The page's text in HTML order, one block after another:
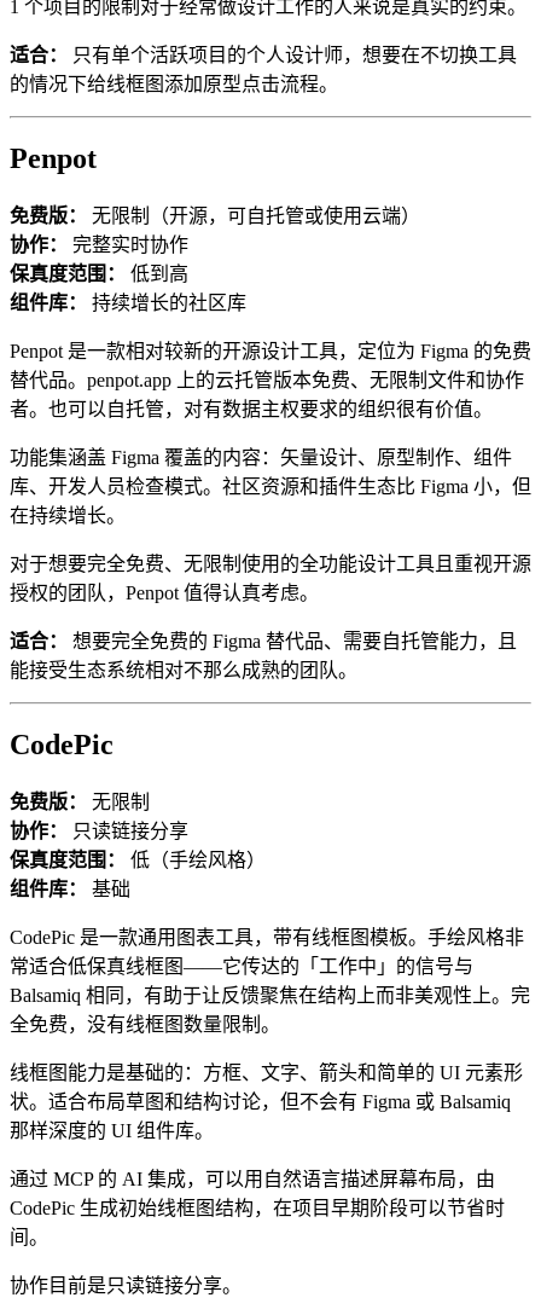
1 个项目的限制对于经常做设计工作的人来说是真实的约束。
适合：
只有单个活跃项目的个人设计师，想要在不切换工具
的情况下给线框图添加原型点击流程。
Penpot
免费版：
无限制（开源，可自托管或使用云端）
协作：
完整实时协作
保真度范围：
低到高
组件库：
持续增长的社区库
Penpot 是一款相对较新的开源设计工具，定位为 Figma 的免费
替代品。penpot.app 上的云托管版本免费、无限制文件和协作
者。也可以自托管，对有数据主权要求的组织很有价值。
功能集涵盖 Figma 覆盖的内容：矢量设计、原型制作、组件
库、开发人员检查模式。社区资源和插件生态比 Figma 小，但
在持续增长。
对于想要完全免费、无限制使用的全功能设计工具且重视开源
授权的团队，Penpot 值得认真考虑。
适合：
想要完全免费的 Figma 替代品、需要自托管能力，且
能接受生态系统相对不那么成熟的团队。
CodePic
免费版：
无限制
协作：
只读链接分享
保真度范围：
低（手绘风格）
组件库：
基础
CodePic 是一款通用图表工具，带有线框图模板。手绘风格非
常适合低保真线框图——它传达的「工作中」的信号与
Balsamiq 相同，有助于让反馈聚焦在结构上而非美观性上。完
全免费，没有线框图数量限制。
线框图能力是基础的：方框、文字、箭头和简单的 UI 元素形
状。适合布局草图和结构讨论，但不会有 Figma 或 Balsamiq
那样深度的 UI 组件库。
通过 MCP 的 AI 集成，可以用自然语言描述屏幕布局，由
CodePic 生成初始线框图结构，在项目早期阶段可以节省时
间。
协作目前是只读链接分享。